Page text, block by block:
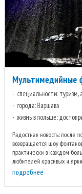
Мультимедийные
специальности: туризм,
города: Варшава
жизнь в польше:
Радостная новость: после
возвращается шоу
практически в каждом
любителей красивых и
подробнее